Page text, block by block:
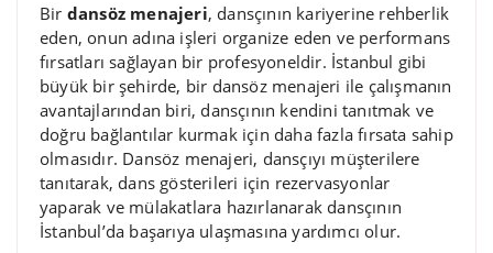
Bir dansöz menajeri, dansçının kariyerine rehberlik
eden, onun adına işleri organize eden ve performans
fırsatları sağlayan bir profesyoneldir. İstanbul gibi
büyük bir şehirde, bir dansöz menajeri ile çalışmanın
avantajlarından biri, dansçının kendini tanıtmak ve
doğru bağlantılar kurmak için daha fazla fırsata sahip
olmasıdır. Dansöz menajeri, dansçıyı müşterilere
tanıtarak, dans gösterileri için rezervasyonlar
yaparak ve mülakatlara hazırlanarak dansçının
İstanbul’da başarıya ulaşmasına yardımcı olur.